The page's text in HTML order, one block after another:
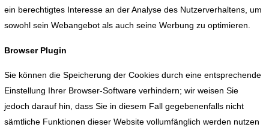
ein berechtigtes Interesse an der Analyse des Nutzerverhaltens, um
sowohl sein Webangebot als auch seine Werbung zu optimieren.
Browser Plugin
Sie können die Speicherung der Cookies durch eine entsprechende
Einstellung Ihrer Browser-Software verhindern; wir weisen Sie
jedoch darauf hin, dass Sie in diesem Fall gegebenenfalls nicht
sämtliche Funktionen dieser Website vollumfänglich werden nutzen